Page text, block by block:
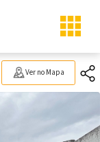
Ver no Mapa